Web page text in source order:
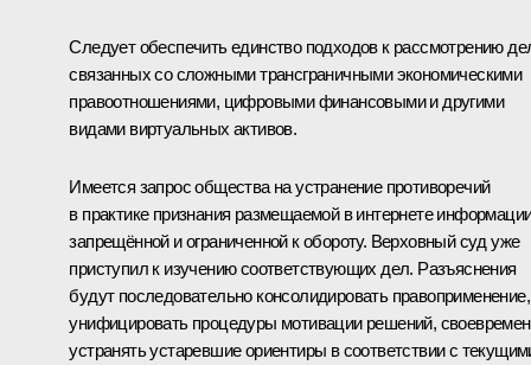
Следует обеспечить единство подходов к рассмотрению
связанных со сложными трансграничными экономическими
правоотношениями, цифровыми финансовыми и другими
видами виртуальных активов.
Имеется запрос общества на устранение противоречий
в практике признания размещаемой в интернете
запрещённой и ограниченной к обороту. Верховный суд уже
приступил к изучению соответствующих дел. Разъяснения
будут последовательно консолидировать правоприменение,
унифицировать процедуры мотивации решений,
устранять устаревшие ориентиры в соответствии с